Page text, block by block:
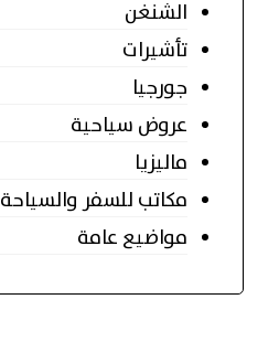
الشنغن
تأشيرات
جورجيا
عروض سياحية
ماليزيا
مكاتب للسفر والسياحة
مواضيع عامة